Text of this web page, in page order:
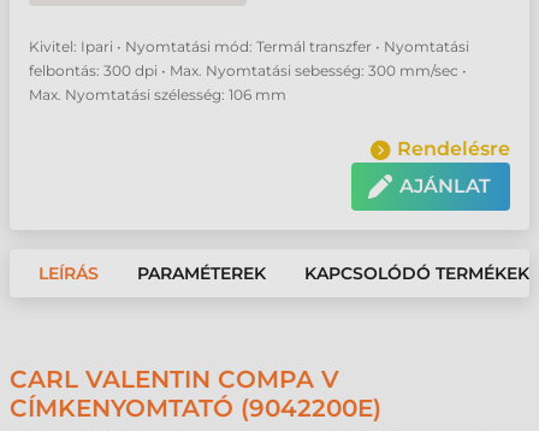
Kivitel: Ipari • Nyomtatási mód: Termál transzfer • Nyomtatási
felbontás: 300 dpi • Max. Nyomtatási sebesség: 300 mm/sec •
Max. Nyomtatási szélesség: 106 mm
Rendelésre
AJÁNLAT
LEÍRÁS PARAMÉTEREK KAPCSOLÓDÓ TERMÉKEK
CARL VALENTIN COMPA V
CÍMKENYOMTATÓ (9042200E)